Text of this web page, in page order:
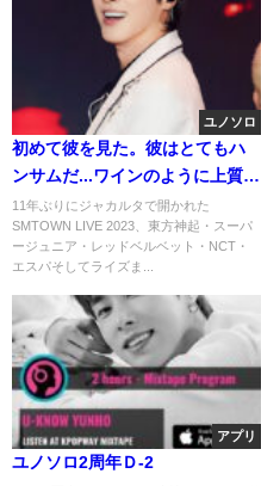
ユノソロ
初めて彼を見た。彼はとてもハ
ンサムだ...ワインのように上質に
熟成している 🫶🏻
11年ぶりにジャカルタで開かれた
SMTOWN LIVE 2023、東方神起・スーパ
ージュニア・レッドベルベット・NCT・
エスパそしてライズま...
アプリ
ユノソロ2周年Ｄ-2